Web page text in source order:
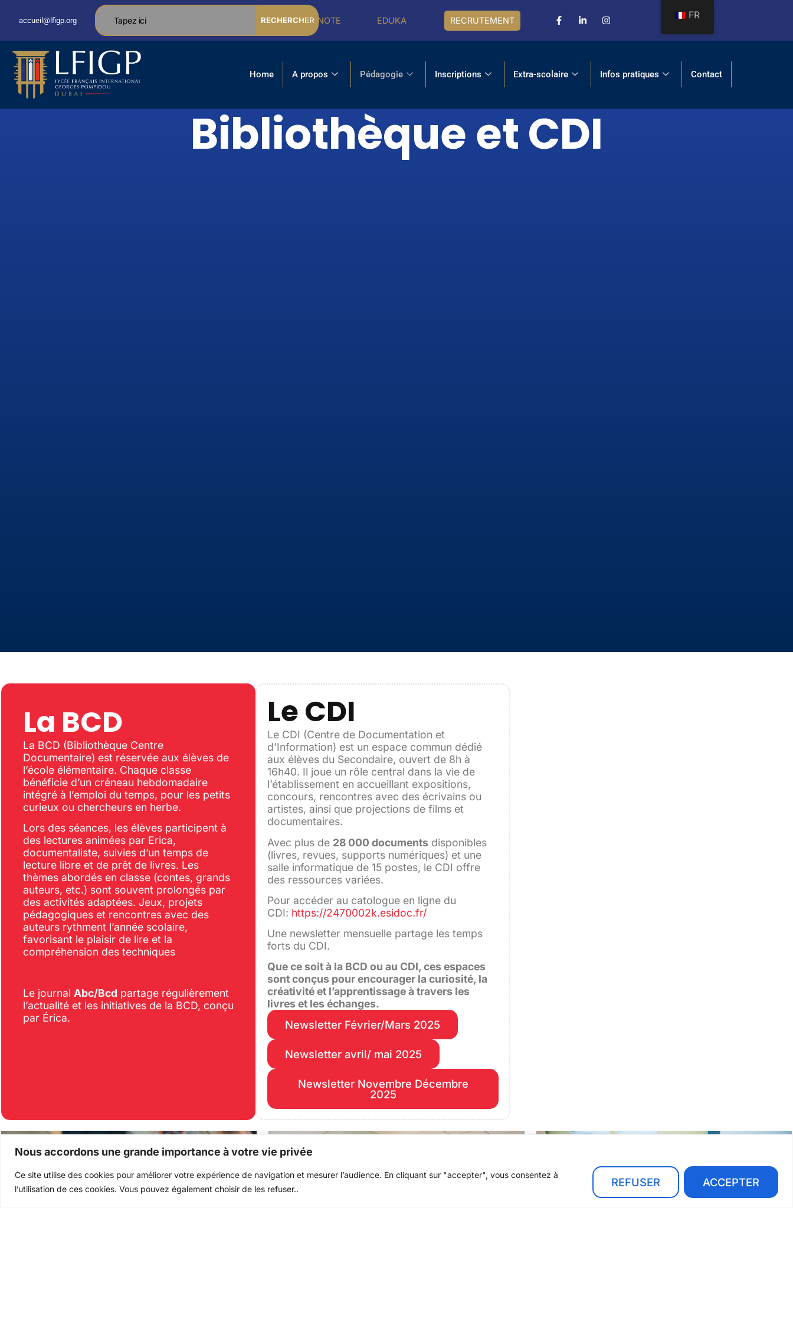
Nous accordons une grande importance à votre vie privée
Ce site utilise des cookies pour améliorer votre expérience de navigation et mesurer l’audience. En cliquant sur "accepter", vous consentez à
l’utilisation de ces cookies. Vous pouvez également choisir de les refuser..
REFUSER ACCEPTER
accueil@lfigp.org RECHERCHERPRONOTE EDUKA RECRUTEMENT
Home A propos Pédagogie Inscriptions Extra-scolaire Infos pratiques Contact
Bibliothèque et CDI
La BCD
La BCD (Bibliothèque Centre
Documentaire) est réservée aux élèves de
l’école élémentaire. Chaque classe
bénéficie d’un créneau hebdomadaire
intégré à l’emploi du temps, pour les petits
curieux ou chercheurs en herbe.
Lors des séances, les élèves participent à
des lectures animées par Erica,
documentaliste, suivies d’un temps de
lecture libre et de prêt de livres. Les
thèmes abordés en classe (contes, grands
auteurs, etc.) sont souvent prolongés par
des activités adaptées. Jeux, projets
pédagogiques et rencontres avec des
auteurs rythment l’année scolaire,
favorisant le plaisir de lire et la
compréhension des techniques
Le journalAbc/Bcd partage régulièrement
l’actualité et les initiatives de la BCD, conçu
par Érica.
Le CDI
Le CDI (Centre de Documentation et
d’Information) est un espace commun dédié
aux élèves du Secondaire, ouvert de 8h à
16h40. Il joue un rôle central dans la vie de
l’établissement en accueillant expositions,
concours, rencontres avec des écrivains ou
artistes, ainsi que projections de films et
documentaires.
Avec plus de 28 000 documents disponibles
(livres, revues, supports numériques) et une
salle informatique de 15 postes, le CDI offre
des ressources variées.
Pour accéder au catologue en ligne du
CDI: https://2470002k.esidoc.fr/
Une newsletter mensuelle partage les temps
forts du CDI.
Que ce soit à la BCD ou au CDI, ces espaces
sont conçus pour encourager la curiosité, la
créativité et l’apprentissage à travers les
livres et les échanges.
Newsletter Février/Mars 2025
Newsletter avril/ mai 2025
Newsletter Novembre Décembre
2025
FR